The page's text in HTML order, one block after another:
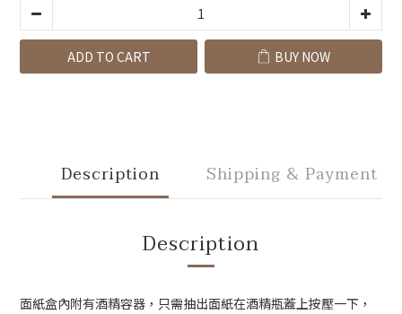
ADD TO CART BUY NOW
Description Shipping & Payment
Description
面紙盒內附有酒精容器，只需抽出面紙在酒精瓶蓋上按壓一下，